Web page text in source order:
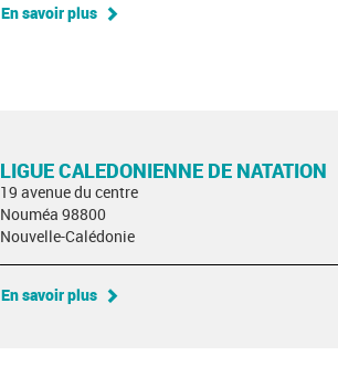
En savoir plus
LIGUE CALEDONIENNE DE NATATION
19 avenue du centre
Nouméa 98800
Nouvelle-Calédonie
En savoir plus